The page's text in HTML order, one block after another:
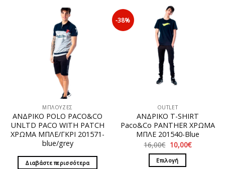
προϊόν
έχει
πολλαπλές
παραλλαγές.
Οι
επιλογές
μπορούν
να
επιλεγούν
στη
σελίδα
του
προϊόντος
προϊόν
έχει
πολλαπλές
παραλλαγές.
Οι
επιλογές
μπορούν
να
σελίδα
του
προϊόντος
ΜΠΛΟΥΖΕΣ
ΑΝΔΡΙΚΟ POLO PACO&CO
UNLTD PACO WITH PATCH
ΧΡΩΜΑ ΜΠΛΕ/ΓΚΡΙ 201571-
blue/grey
Διαβάστε περισσότερα
-38%
OUTLET
ΑΝΔΡΙΚΟ T-SHIRT
Paco&Co PANTHER ΧΡΩΜΑ
ΜΠΛΕ 201540-Blue
16,00€ Original
price
was:
16,00€.
10,00€Η
τρέχουσα
Επιλογή